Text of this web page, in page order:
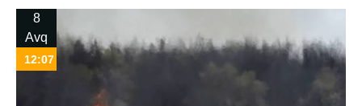
8
Avq
12:07